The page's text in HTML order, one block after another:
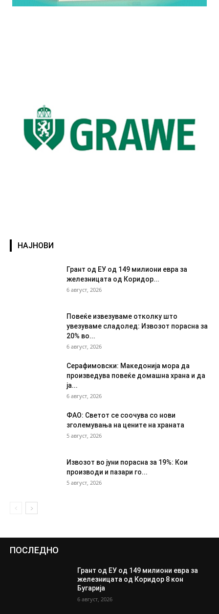
НАЈНОВИ
Грант од ЕУ од 149 милиони евра за
железницата од Коридор...
6 август, 2026
Повеќе извезуваме отколку што
увезуваме сладолед: Извозот порасна за
20% во...
6 август, 2026
Серафимовски: Македонија мора да
произведува повеќе домашна храна и да
ја...
6 август, 2026
ФАО: Светот се соочува со нови
зголемувања на цените на храната
5 август, 2026
Извозот во јуни порасна за 19%: Кои
производи и пазари го...
5 август, 2026
ПОСЛЕДНО
Грант од ЕУ од 149 милиони евра за
железницата од Коридор 8 кон
Бугарија
6 август, 2026